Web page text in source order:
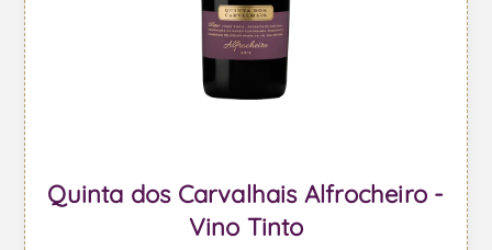
Quinta dos Carvalhais Alfrocheiro -
Vino Tinto